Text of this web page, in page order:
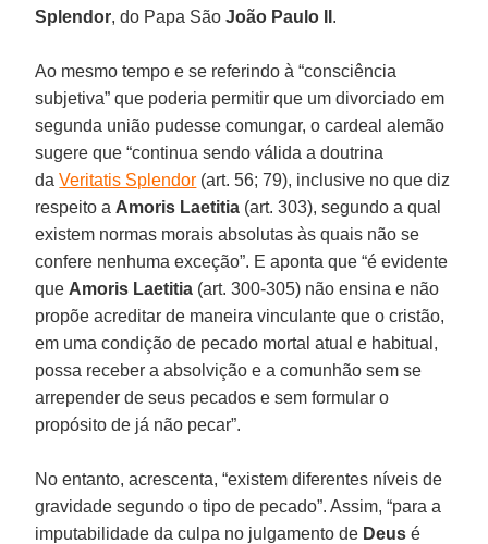
Splendor, do Papa SãoJoão Paulo II .
Ao mesmo tempo e se referindo à “consciência
subjetiva” que poderia permitir que um divorciado em
segunda união pudesse comungar, o cardeal alemão
sugere que “continua sendo válida a doutrina
daVeritatis Splendor (art. 56; 79), inclusive no que diz
respeito a Amoris Laetitia (art. 303), segundo a qual
existem normas morais absolutas às quais não se
confere nenhuma exceção”. E aponta que “é evidente
que Amoris Laetitia (art. 300-305) não ensina e não
propõe acreditar de maneira vinculante que o cristão,
em uma condição de pecado mortal atual e habitual,
possa receber a absolvição e a comunhão sem se
arrepender de seus pecados e sem formular o
propósito de já não pecar”.
No entanto, acrescenta, “existem diferentes níveis de
gravidade segundo o tipo de pecado”. Assim, “para a
imputabilidade da culpa no julgamento de Deus é